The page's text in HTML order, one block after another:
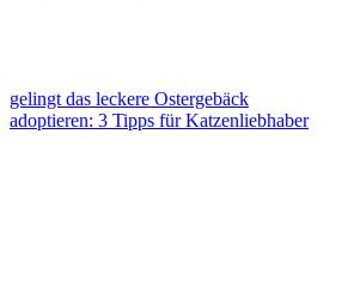
gelingt das leckere Ostergebäck
adoptieren: 3 Tipps für Katzenliebhaber